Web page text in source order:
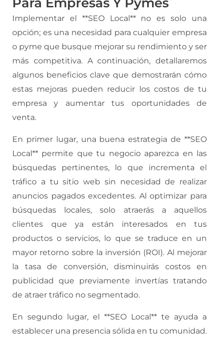
Implementar el **SEO Local** no es solo una
opción; es una necesidad para cualquier empresa
o pyme que busque mejorar su rendimiento y ser
más competitiva. A continuación, detallaremos
algunos beneficios clave que demostrarán cómo
estas mejoras pueden reducir los costos de tu
empresa y aumentar tus oportunidades de
venta.
En primer lugar, una buena estrategia de **SEO
Local** permite que tu negocio aparezca en las
búsquedas pertinentes, lo que incrementa el
tráfico a tu sitio web sin necesidad de realizar
anuncios pagados excedentes. Al optimizar para
búsquedas locales, solo atraerás a aquellos
clientes que ya están interesados en tus
productos o servicios, lo que se traduce en un
mayor retorno sobre la inversión (ROI). Al mejorar
la tasa de conversión, disminuirás costos en
publicidad que previamente invertías tratando
de atraer tráfico no segmentado.
En segundo lugar, el **SEO Local** te ayuda a
establecer una presencia sólida en tu comunidad.